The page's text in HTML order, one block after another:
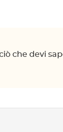
che devi